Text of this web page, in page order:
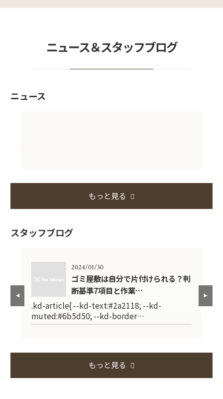
ニュース＆スタッフブログ
ニュース
もっと見る
スタッフブログ
2024/01/30
ゴミ屋敷は自分で片付けられる？判
断基準7項目と作業…
.kd-article{ --kd-text:#2a2118; --kd-
muted:#6b5d50; --kd-border…
もっと見る